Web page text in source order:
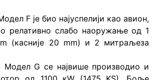
F је био најуспелији као авион,
релативно слабо наоружање од 1
(касније 20 mm) и 2 митраљеза
Модел G се највише производио и